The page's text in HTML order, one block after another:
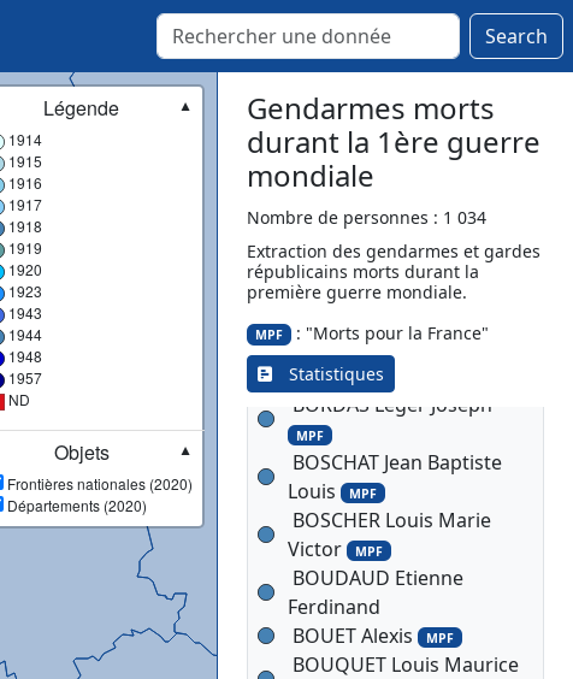
Search
Légende
▼
1914
1915
1916
1917
1918
1919
1920
1923
1943
1944
1948
1957
ND
Objets
▼
Frontières nationales (2020)
Départements (2020)
Gendarmes morts
durant la 1ère guerre
mondiale
Nombre de personnes : 1 034
Extraction des gendarmes et gardes
républicains morts durant la
première guerre mondiale.
MPF : "Morts pour la France"
Statistiques
Budoc MPF
BLONDY Richard Jean
BLOUET Jean Charles
Ernest
MPF
BOILEVIN Firmin
BOIRET Henri Louis
Joseph
BOISSIER François
Joseph Léon
BONNIN Aimé Georges
BORDAS Léger Joseph
MPF
BOSCHAT Jean Baptiste
Louis MPF
BOSCHER Louis Marie
Victor MPF
BOUDAUD Etienne
Ferdinand
BOUET Alexis MPF
BOUQUET Louis Maurice